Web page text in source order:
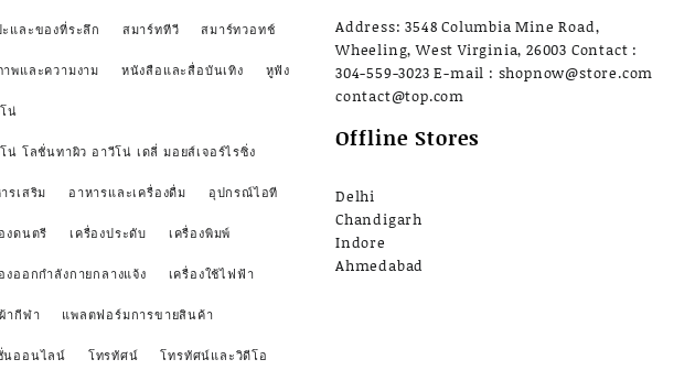
และของที่ระลึก สมาร์ททีวี สมาร์ทวอทช์
พและความงาม หนังสือและสื่อบันเทิง หูฟัง
น่
น่ โลชั่นทาผิว อาวีโน่ เดลี่ มอยส์เจอร์ไรซิ่ง
รเสริม อาหารและเครื่องดื่ม อุปกรณ์ไอที
งดนตรี เครื่องประดับ เครื่องพิมพ์
งออกกำลังกายกลางแจ้ง เครื่องใช้ไฟฟ้า
ากีฬา แพลตฟอร์มการขายสินค้า
นออนไลน์ โทรทัศน์ โทรทัศน์และวิดีโอ
Address: 3548 Columbia Mine Road,
Wheeling, West Virginia, 26003 Contact :
304-559-3023 E-mail : shopnow@store.com
contact@top.com
Offline Stores
Delhi
Chandigarh
Indore
Ahmedabad